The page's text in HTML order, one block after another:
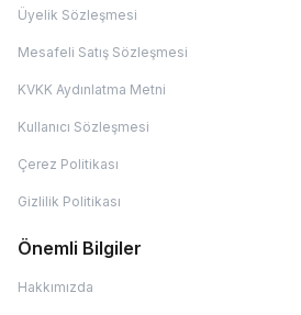
Üyelik Sözleşmesi
Mesafeli Satış Sözleşmesi
KVKK Aydınlatma Metni
Kullanıcı Sözleşmesi
Çerez Politikası
Gizlilik Politikası
Önemli Bilgiler
Hakkımızda